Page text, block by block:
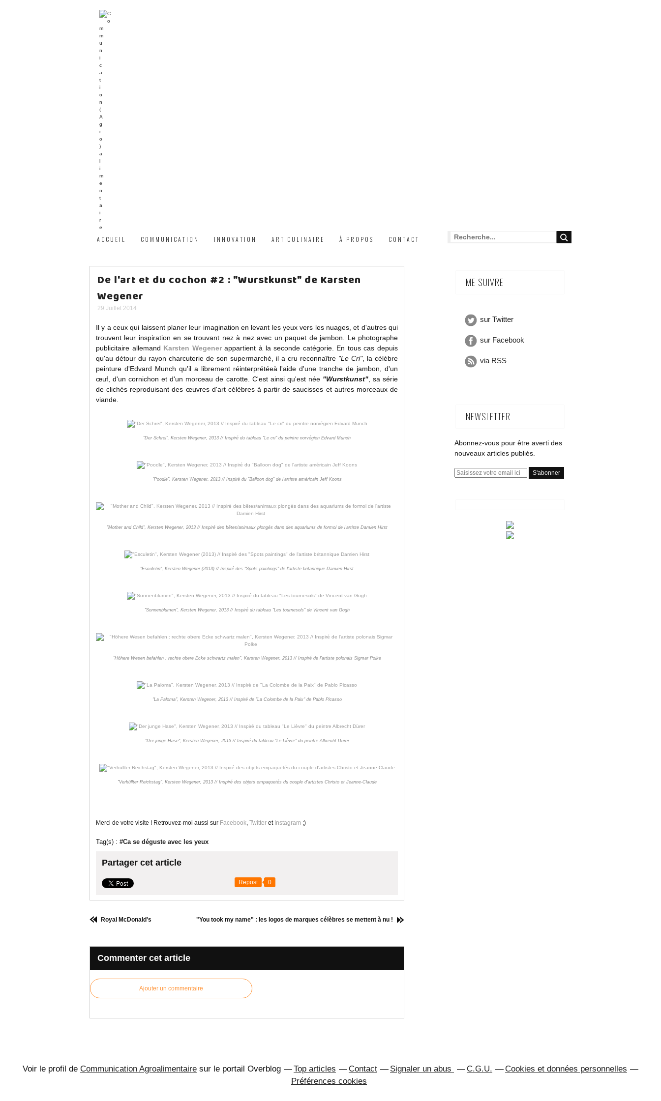
ACCUEIL COMMUNICATION INNOVATION ART CULINAIRE À PROPOS CONTACT
De l'art et du cochon #2 : "Wurstkunst" de Karsten
Wegener
29 Juillet 2014
Il y a ceux qui laissent planer leur imagination en levant les yeux vers les nuages, et d'autres qui
trouvent leur inspiration en se trouvant nez à nez avec un paquet de jambon. Le photographe
publicitaire allemand Karsten Wegenerappartient à la seconde catégorie. En tous cas depuis
qu'au détour du rayon charcuterie de son supermarché, il a cru reconnaître "Le Cri", la célèbre
peinture d'Edvard Munch qu'il a librement réinterprétéeà l'aide d'une tranche de jambon, d'un
œuf, d'un cornichon et d'un morceau de carotte. C'est ainsi qu'est née "Wurstkunst", sa série
de clichés reproduisant des œuvres d'art célèbres à partir de saucisses et autres morceaux de
viande.
"Der Schrei", Kersten Wegener, 2013 // Inspiré du tableau "Le cri" du peintre norvégien Edvard Munch
"Poodle", Kersten Wegener, 2013 // Inspiré du "Balloon dog" de l'artiste américain Jeff Koons
"Mother and Child", Kersten Wegener, 2013 // Inspiré des bêtes/animaux plongés dans des aquariums de formol de l'artiste Damien Hirst
"Esculetin", Kersten Wegener (2013) // Inspiré des "Spots paintings" de l'artiste britannique Damien Hirst
"Sonnenblumen", Kersten Wegener, 2013 // Inspiré du tableau "Les tournesols" de Vincent van Gogh
"Höhere Wesen befahlen : rechte obere Ecke schwartz malen", Kersten Wegener, 2013 // Inspiré de l'artiste polonais Sigmar Polke
"La Paloma", Kersten Wegener, 2013 // Inspiré de "La Colombe de la Paix" de Pablo Picasso
"Der junge Hase", Kersten Wegener, 2013 // Inspiré du tableau "Le Lièvre" du peintre Albrecht Dürer
"Verhüllter Reichstag", Kersten Wegener, 2013 // Inspiré des objets empaquetés du couple d'artistes Christo et Jeanne-Claude
Merci de votre visite ! Retrouvez-moi aussi sur Facebook, Twitter et Instagram ;)
Tag(s) : #Ca se déguste avec les yeux
Partager cet article
Repost 0
Royal McDonald's "You took my name" : les logos de marques célèbres se mettent à nu !
Commenter cet article
Ajouter un commentaire
ME SUIVRE
sur Twitter
sur Facebook
via RSS
NEWSLETTER
Abonnez-vous pour être averti des
nouveaux articles publiés.
E
Voir le profil de Communication Agroalimentaire sur le portail Overblog Top articles Contact Signaler un abus C.G.U.
Cookies et données personnelles
Préférences cookies